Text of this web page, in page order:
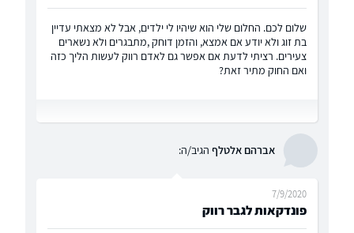
שלום לכם. החלום שלי הוא שיהיו לי ילדים, אבל לא מצאתי עדיין
בת זוג ולא יודע אם אמצא, והזמן דוחק ,מתבגרים ולא נשארים
צעירים. רציתי לדעת אם אפשר גם לאדם רווק לעשות הליך כזה
ואם החוק מתיר זאת?
אברהם אלטלף הגיב/ה:
פונדקאות לגבר רווק
7/9/2020